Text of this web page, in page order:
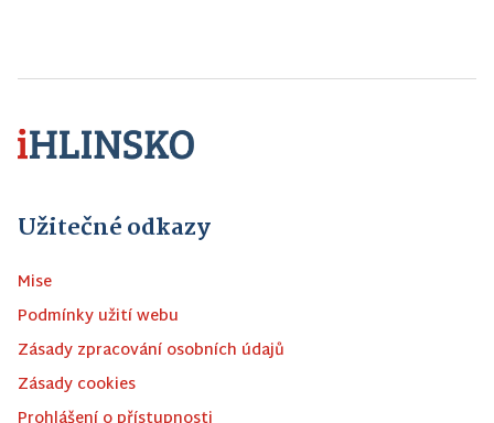
Užitečné odkazy
Mise
Podmínky užití webu
Zásady zpracování osobních údajů
Zásady cookies